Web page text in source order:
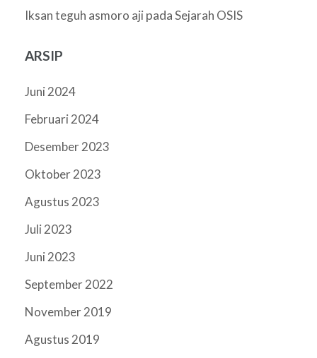
Iksan teguh asmoro aji padaSejarah OSIS
ARSIP
Juni 2024
Februari 2024
Desember 2023
Oktober 2023
Agustus 2023
Juli 2023
Juni 2023
September 2022
November 2019
Agustus 2019